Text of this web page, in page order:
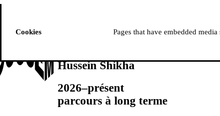
PROGRAMME
Hussein Shikha
2026–présent
parcours à long terme
Cookies Pages that have embedded